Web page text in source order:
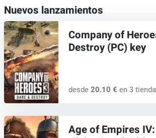
Nuevos lanzamientos
Company of
Destroy (PC) key
desde 20.10 € en 3
Age of Empires